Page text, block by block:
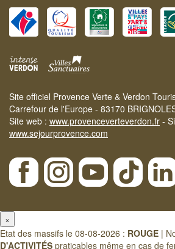
Site officiel Provence Verte & Verdon
Carrefour de l'Europe - 83170
Site web : www.provenceverteverdon.fr -
www.sejourprovence.com
×
Etat des massifs le 08-08-2026 : ROUGE |
D'ACTIVITÉS praticables même en cas de